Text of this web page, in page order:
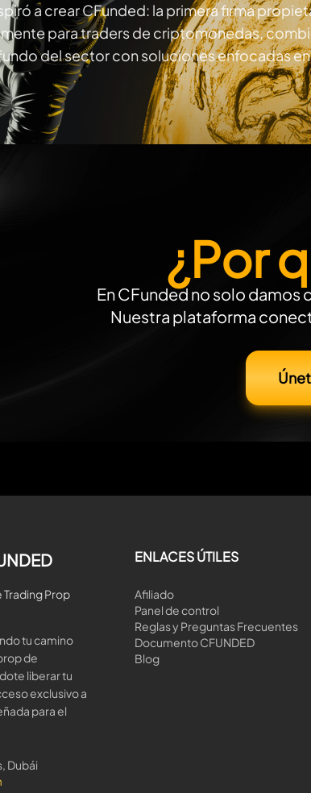
a crear CFunded: la primera firma
para traders de criptomonedas,
del sector con soluciones enfocadas
¿Por
En CFunded no solo
Nuestra plataforma
Trading Prop
tu camino
de
liberar tu
exclusivo a
para el
Dubái
ENLACES ÚTILES
Afiliado
Panel de control
Reglas y Preguntas Frecuentes
Documento CFUNDED
Blog